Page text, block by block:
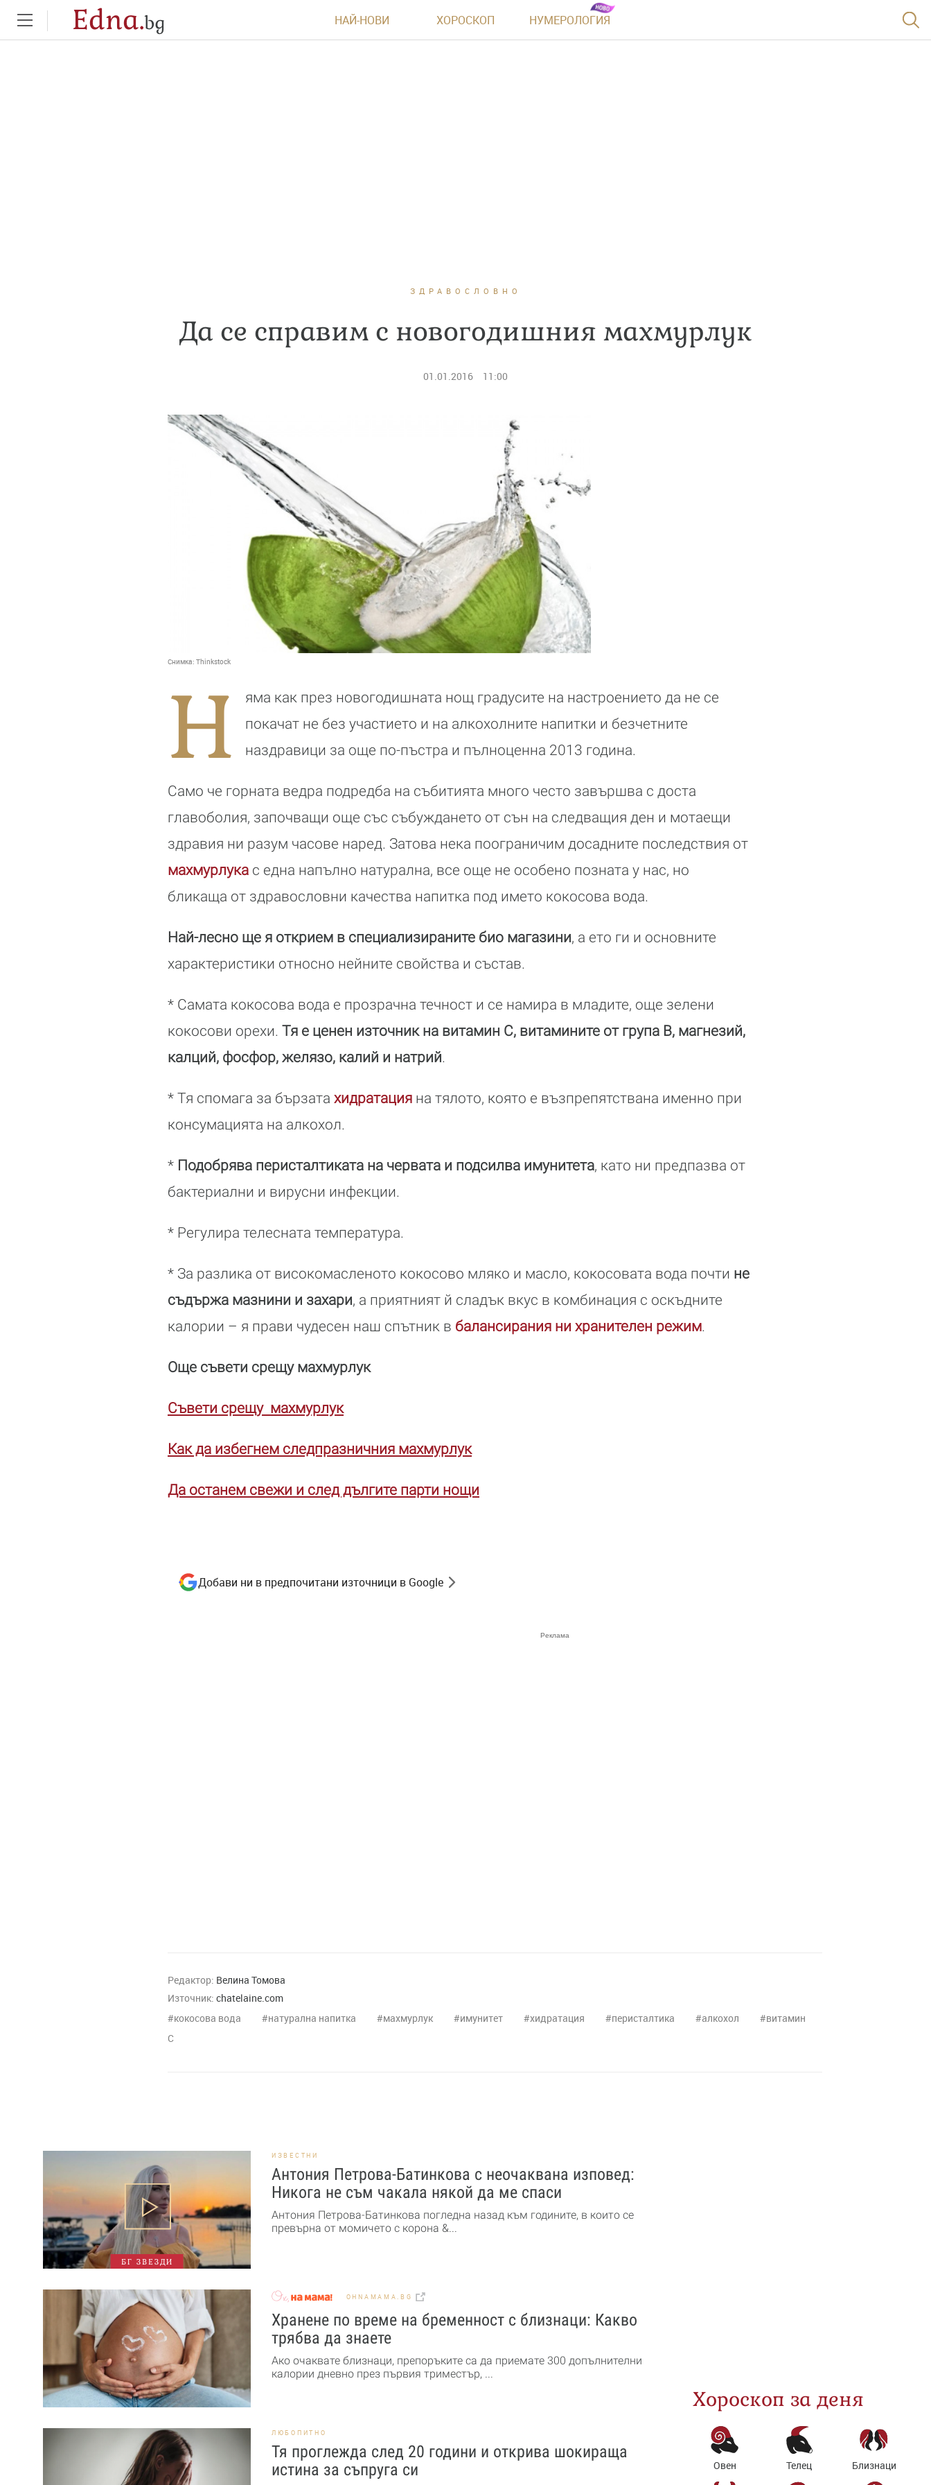
Edna.bg НАЙ-НОВИ ХОРОСКОП НУМЕРОЛОГИЯ
ЗДРАВОСЛОВНО
Да се справим с новогодишния махмурлук
01.01.2016 11:00
Снимка: Thinkstock
Н
яма как през новогодишната нощ градусите на настроението да не се
покачат не без участието и на алкохолните напитки и безчетните
наздравици за още по-пъстра и пълноценна 2013 година.
Само че горната ведра подредба на събитията много често завършва с доста
главоболия, започващи още със събуждането от сън на следващия ден и мотаещи
здравия ни разум часове наред. Затова нека поограничим досадните последствия от
махмурлука с една напълно натурална, все още не особено позната у нас, но
бликаща от здравословни качества напитка под името кокосова вода.
Най-лесно ще я открием в специализираните био магазини, а ето ги и основните
характеристики относно нейните свойства и състав.
* Самата кокосова вода е прозрачна течност и се намира в младите, още зелени
кокосови орехи. Тя е ценен източник на витамин C, витамините от група B, магнезий,
калций, фосфор, желязо, калий и натрий.
* Тя спомага за бързата хидратация на тялото, която е възпрепятствана именно при
консумацията на алкохол.
* Подобрява перисталтиката на червата и подсилва имунитета, като ни предпазва от
бактериални и вирусни инфекции.
* Регулира телесната температура.
* За разлика от високомасленото кокосово мляко и масло, кокосовата вода почти не
съдържа мазнини и захари, а приятният й сладък вкус в комбинация с оскъдните
калории – я прави чудесен наш спътник в балансирания ни хранителен режим.
Още съвети срещу махмурлук
Съвети срещу махмурлук
Как да избегнем следпразничния махмурлук
Да останем свежи и след дългите парти нощи
Добави ни в предпочитани източници в Google
Редактор: Велина Томова
Източник: chatelaine.com
кокосова вода
натурална напитка махмурлук имунитет хидратация перисталтика алкохол
витамин
C
БГ ЗВЕЗДИ
ИЗВЕСТНИ
Антония Петрова-Батинкова с неочаквана изповед:
Никога не съм чакала някой да ме спаси
Антония Петрова-Батинкова погледна назад към годините, в които се
превърна от момичето с корона &...
OHNAMAMA.BG
Хранене по време на бременност с близнаци: Какво
трябва да знаете
Ако очаквате близнаци, препоръките са да приемате 300 допълнителни
калории дневно през първия триместър, ...
ЛЮБОПИТНО
Тя проглежда след 20 години и открива шокираща
истина за съпруга си
Хороскоп за деня
Овен Телец Близнаци